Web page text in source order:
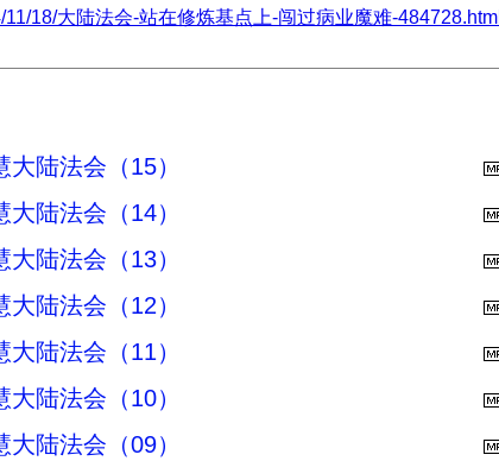
18/大陆法会-站在修炼基点上-闯过病业魔难-484728.html
陆法会（15）
陆法会（14）
陆法会（13）
陆法会（12）
陆法会（11）
陆法会（10）
陆法会（09）